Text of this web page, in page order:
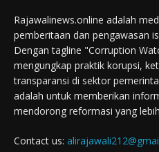
Rajawalinews.online adalah
pemberitaan dan pengawasan
Dengan tagline "Corruption
mengungkap praktik korupsi,
transparansi di sektor
adalah untuk memberikan
mendorong reformasi yang
Contact us: